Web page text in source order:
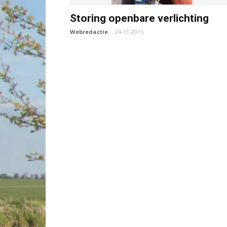
Storing openbare verlichting
Webredactie - 24-11-2015